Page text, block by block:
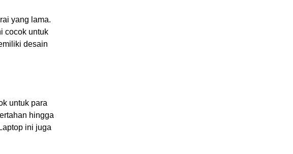
yang lama.
cocok untuk
desain
untuk para
hingga
ini juga